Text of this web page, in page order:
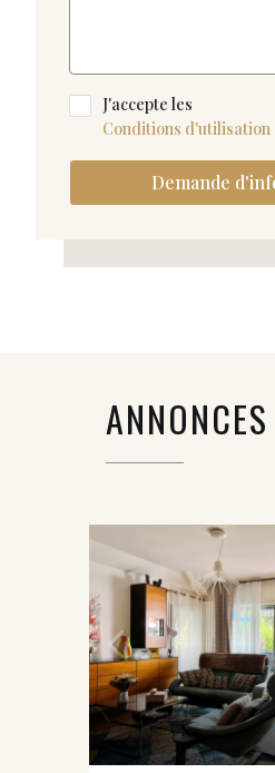
J'accepte les
Conditions d'utilisation
Demande